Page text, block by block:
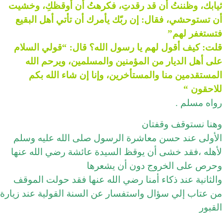
ثيابك، وظننتُ أن قد رقدتِ، فكرهتُ أن أوقظكِ، وخشيت
أن تستوحشي، فقال: إن ربّك يأمرك أن تأتي أهل البقيع
فتستغفر لهم”
قلت: كيف أقول لهم يا رسول الله؟ قال: “قولي السلام
على أهل الديار من المؤمنين والمسلمين، ويرحم الله
المستقدمين منا والمستأخرين، وإنا إن شاء الله بكم
للاحقون “
رواه مسلم .
وهنا نستوقف وقفتان
الأولى عند حسن معاشرة الرسول صلى الله عليه وسلم
لأهله ،فقد خشى أن يوقظ السيدة عائشة رضي الله عنها
وحرص على الخروج دون أن يشعرها
والثانية عند ذكاء أمنا رضي الله عنها فقد حولت الموقف
من عتاب إلي سؤال واستفسار عن السنة القولية عند زيارة
القبور